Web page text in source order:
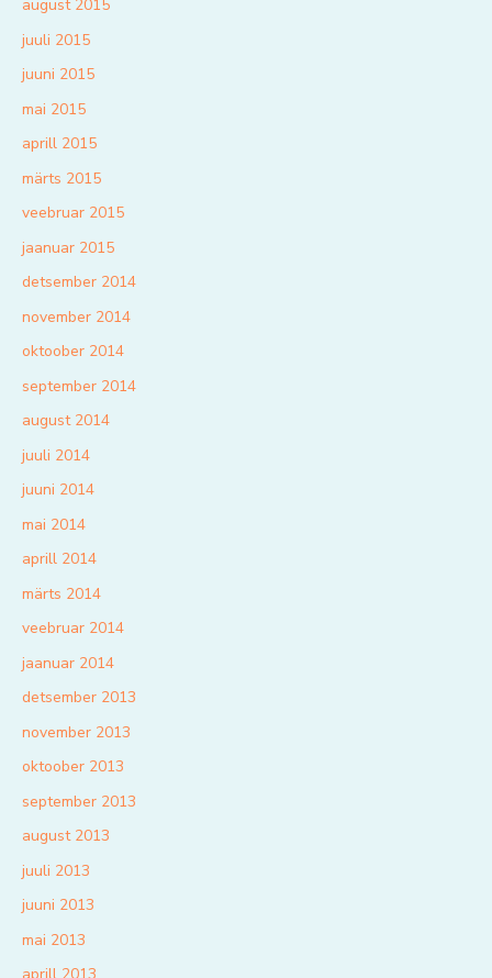
august 2015
juuli 2015
juuni 2015
mai 2015
aprill 2015
märts 2015
veebruar 2015
jaanuar 2015
detsember 2014
november 2014
oktoober 2014
september 2014
august 2014
juuli 2014
juuni 2014
mai 2014
aprill 2014
märts 2014
veebruar 2014
jaanuar 2014
detsember 2013
november 2013
oktoober 2013
september 2013
august 2013
juuli 2013
juuni 2013
mai 2013